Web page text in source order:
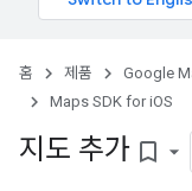
홈 제품 Google
Maps SDK for iOS
지도 추가 bookmark_border